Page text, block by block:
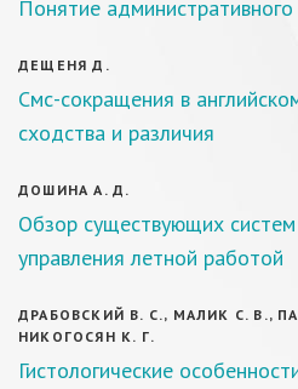
Понятие административного
ДЕЩЕНЯ Д.
Смс-сокращения в
сходства и различия
ДОШИНА А. Д.
Обзор существующих
управления летной работой
ДРАБОВСКИЙ В. С., МАЛИК С. В.,
НИКОГОСЯН К. Г.
Гистологические